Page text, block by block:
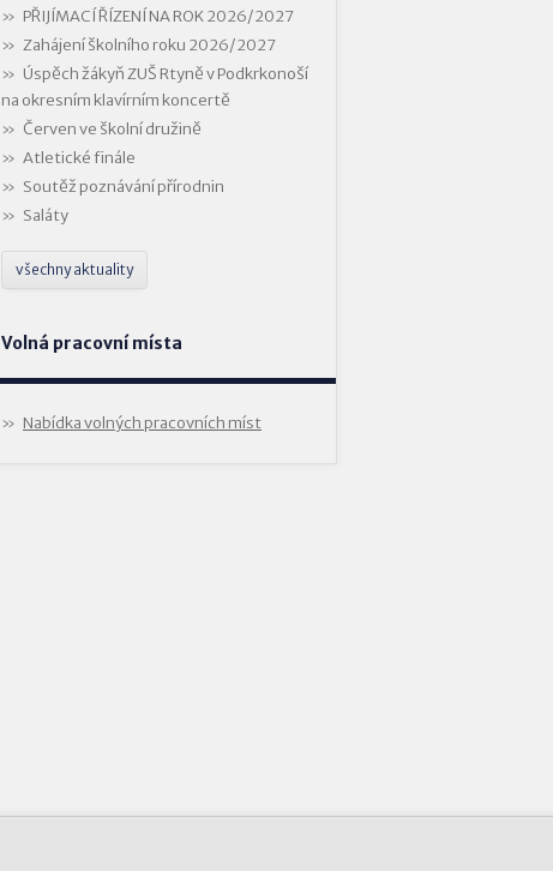
PŘIJÍMACÍ ŘÍZENÍ NA ROK 2026/2027
Zahájení školního roku 2026/2027
Úspěch žákyň ZUŠ Rtyně v Podkrkonoší
na okresním klavírním koncertě
Červen ve školní družině
Atletické finále
Soutěž poznávání přírodnin
Saláty
všechny aktuality
Volná pracovní místa
Nabídka volných pracovních míst